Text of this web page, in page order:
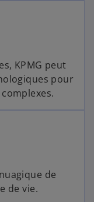
KPMG peut
pour
de
de vie.